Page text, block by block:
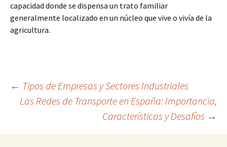
capacidad donde se dispensa un trato familiar
generalmente localizado en un núcleo que vive o vivía de la
agricultura.
Navegación
← Tipos de Empresas y Sectores Industriales
Las Redes de Transporte en España: Importancia,
Características y Desafíos →